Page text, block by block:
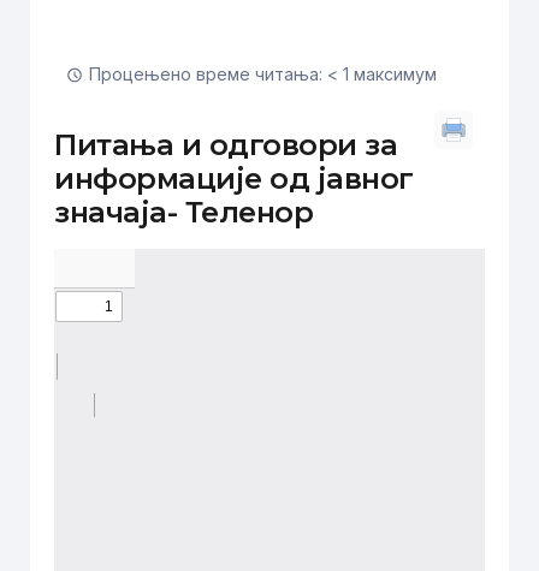
Процењено време читања: < 1 максимум
Питања и одговори за
информације од јавног
значаја- Теленор